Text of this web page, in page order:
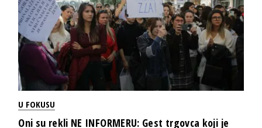
U FOKUSU
Oni su rekli NE INFORMERU: Gest trgovca koji je